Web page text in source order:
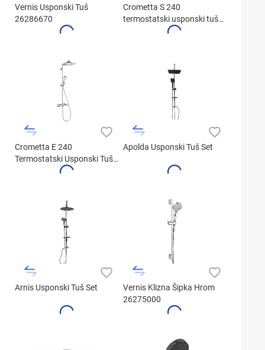
Vernis Usponski Tuš
26286670
Crometta S 240
termostatski usponski tuš
Crometta E 240
Termostatski Usponski Tuš
Apolda Usponski Tuš Set
Arnis Usponski Tuš Set
Vernis Klizna Šipka Hrom
26275000